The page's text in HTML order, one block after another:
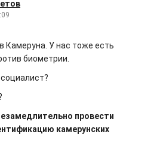
Камеруна. У нас тоже есть
биометрии.
провести
камерунских